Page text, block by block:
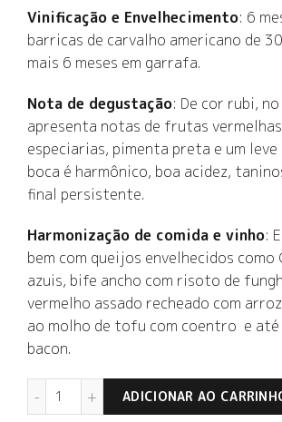
Vinificação e Envelhecimento: 6
barricas de carvalho americano de
mais 6 meses em garrafa.
Nota de degustação: De cor rubi,
apresenta notas de frutas
especiarias, pimenta preta e um
boca é harmônico, boa acidez,
final persistente.
Harmonização de comida e vinho:
bem com queijos envelhecidos como
azuis, bife ancho com risoto de
vermelho assado recheado com
ao molho de tofu com coentro e até
bacon.
Trapezio Finca Grand Barrel
ADICIONAR AO